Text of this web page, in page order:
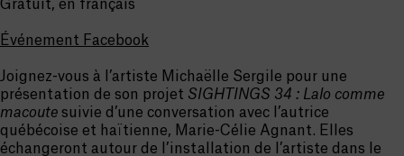
Gratuit, en français
Événement Facebook
Joignez-vous à l’artiste Michaëlle Sergile pour une
présentation de son projet SIGHTINGS 34 : Lalo comme
macoute suivie d’une conversation avec l’autrice
québécoise et haïtienne, Marie-Célie Agnant. Elles
échangeront autour de l’installation de l’artiste dans le